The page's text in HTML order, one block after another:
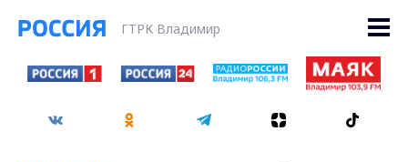
ГТРК Владимир